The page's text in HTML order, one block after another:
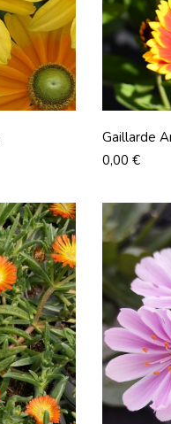
Gaillarde
Prix
0,00 €